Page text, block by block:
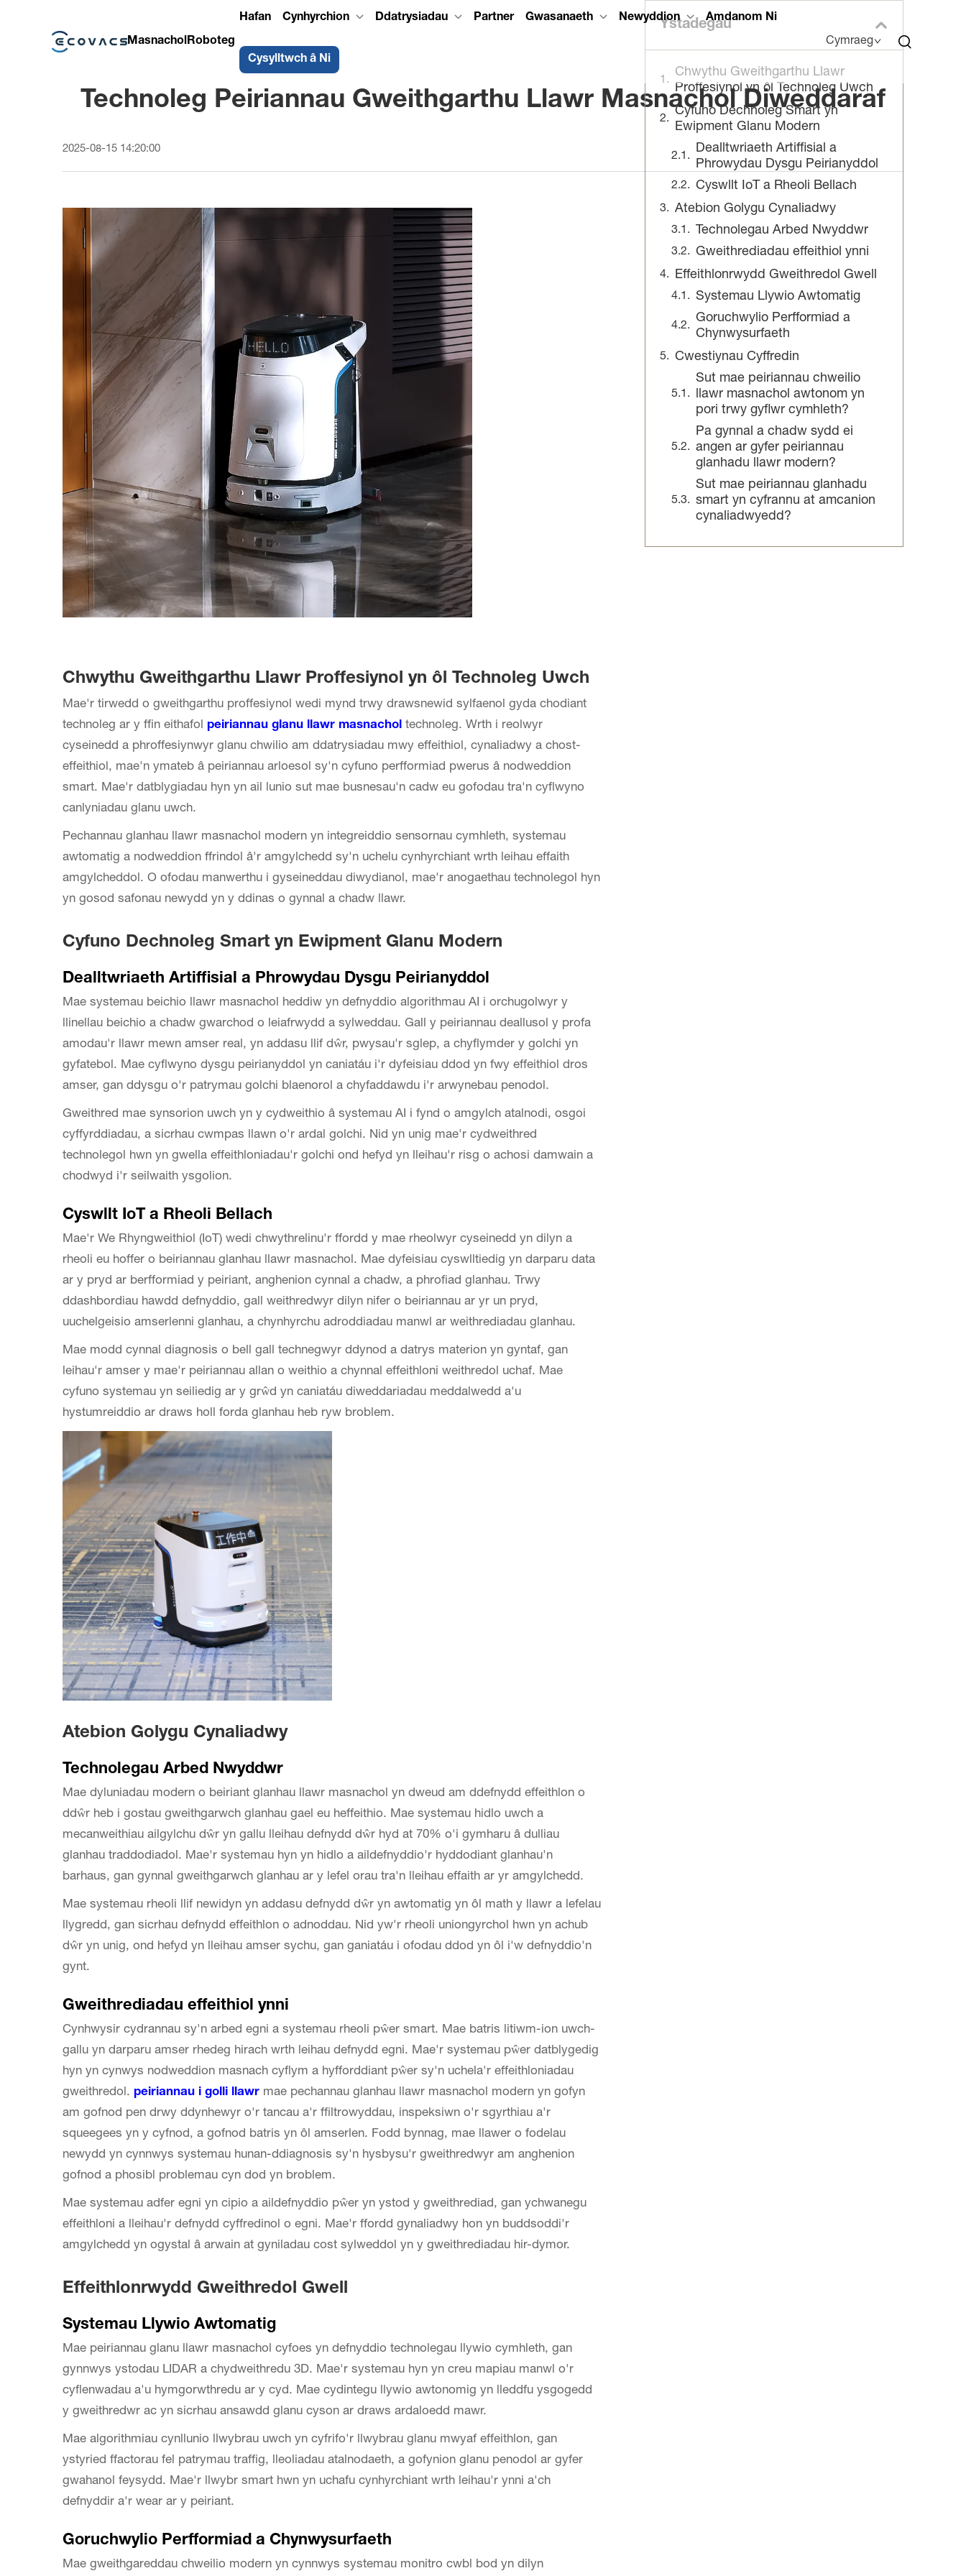
MasnacholRoboteg
Hafan Cynhyrchion Ddatrysiadau Partner Gwasanaeth Newyddion Amdanom Ni
Cysylltwch â Ni
Cymraeg
Technoleg Peiriannau Gweithgarthu Llawr Masnachol Diweddaraf
2025-08-15 14:20:00
Chwythu Gweithgarthu Llawr Proffesiynol yn ôl Technoleg Uwch
Mae'r tirwedd o gweithgarthu proffesiynol wedi mynd trwy drawsnewid sylfaenol gyda chodiant
technoleg ar y ffin eithafol peiriannau glanu llawr masnachol technoleg. Wrth i reolwyr
cyseinedd a phroffesiynwyr glanu chwilio am ddatrysiadau mwy effeithiol, cynaliadwy a chost-
effeithiol, mae'n ymateb â peiriannau arloesol sy'n cyfuno perfformiad pwerus â nodweddion
smart. Mae'r datblygiadau hyn yn ail lunio sut mae busnesau'n cadw eu gofodau tra'n cyflwyno
canlyniadau glanu uwch.
Pechannau glanhau llawr masnachol modern yn integreiddio sensornau cymhleth, systemau
awtomatig a nodweddion ffrindol â'r amgylchedd sy'n uchelu cynhyrchiant wrth leihau effaith
amgylcheddol. O ofodau manwerthu i gyseineddau diwydianol, mae'r anogaethau technolegol hyn
yn gosod safonau newydd yn y ddinas o gynnal a chadw llawr.
Cyfuno Dechnoleg Smart yn Ewipment Glanu Modern
Dealltwriaeth Artiffisial a Phrowydau Dysgu Peirianyddol
Mae systemau beichio llawr masnachol heddiw yn defnyddio algorithmau AI i orchugolwyr y
llinellau beichio a chadw gwarchod o leiafrwydd a sylweddau. Gall y peiriannau deallusol y profa
amodau'r llawr mewn amser real, yn addasu llif dŵr, pwysau'r sglep, a chyflymder y golchi yn
gyfatebol. Mae cyflwyno dysgu peirianyddol yn caniatáu i'r dyfeisiau ddod yn fwy effeithiol dros
amser, gan ddysgu o'r patrymau golchi blaenorol a chyfaddawdu i'r arwynebau penodol.
Gweithred mae synsorion uwch yn y cydweithio â systemau AI i fynd o amgylch atalnodi, osgoi
cyffyrddiadau, a sicrhau cwmpas llawn o'r ardal golchi. Nid yn unig mae'r cydweithred
technolegol hwn yn gwella effeithloniadau'r golchi ond hefyd yn lleihau'r risg o achosi damwain a
chodwyd i'r seilwaith ysgolion.
Cyswllt IoT a Rheoli Bellach
Mae'r We Rhyngweithiol (IoT) wedi chwythrelinu'r ffordd y mae rheolwyr cyseinedd yn dilyn a
rheoli eu hoffer o beiriannau glanhau llawr masnachol. Mae dyfeisiau cyswlltiedig yn darparu data
ar y pryd ar berfformiad y peiriant, anghenion cynnal a chadw, a phrofiad glanhau. Trwy
ddashbordiau hawdd defnyddio, gall weithredwyr dilyn nifer o beiriannau ar yr un pryd,
uuchelgeisio amserlenni glanhau, a chynhyrchu adroddiadau manwl ar weithrediadau glanhau.
Mae modd cynnal diagnosis o bell gall technegwyr ddynod a datrys materion yn gyntaf, gan
leihau'r amser y mae'r peiriannau allan o weithio a chynnal effeithloni weithredol uchaf. Mae
cyfuno systemau yn seiliedig ar y grŵd yn caniatáu diweddariadau meddalwedd a'u
hystumreiddio ar draws holl forda glanhau heb ryw broblem.
Atebion Golygu Cynaliadwy
Technolegau Arbed Nwyddwr
Mae dyluniadau modern o beiriant glanhau llawr masnachol yn dweud am ddefnydd effeithlon o
ddŵr heb i gostau gweithgarwch glanhau gael eu heffeithio. Mae systemau hidlo uwch a
mecanweithiau ailgylchu dŵr yn gallu lleihau defnydd dŵr hyd at 70% o'i gymharu â dulliau
glanhau traddodiadol. Mae'r systemau hyn yn hidlo a aildefnyddio'r hyddodiant glanhau'n
barhaus, gan gynnal gweithgarwch glanhau ar y lefel orau tra'n lleihau effaith ar yr amgylchedd.
Mae systemau rheoli llif newidyn yn addasu defnydd dŵr yn awtomatig yn ôl math y llawr a lefelau
llygredd, gan sicrhau defnydd effeithlon o adnoddau. Nid yw'r rheoli uniongyrchol hwn yn achub
dŵr yn unig, ond hefyd yn lleihau amser sychu, gan ganiatáu i ofodau ddod yn ôl i'w defnyddio'n
gynt.
Gweithrediadau effeithiol ynni
Cynhwysir cydrannau sy'n arbed egni a systemau rheoli pŵer smart. Mae batris litiwm-ion uwch-
gallu yn darparu amser rhedeg hirach wrth leihau defnydd egni. Mae'r systemau pŵer datblygedig
hyn yn cynwys nodweddion masnach cyflym a hyfforddiant pŵer sy'n uchela'r effeithloniadau
gweithredol. peiriannau i golli llawr mae pechannau glanhau llawr masnachol modern yn gofyn
am gofnod pen drwy ddynhewyr o'r tancau a'r ffiltrowyddau, inspeksiwn o'r sgyrthiau a'r
squeegees yn y cyfnod, a gofnod batris yn ôl amserlen. Fodd bynnag, mae llawer o fodelau
newydd yn cynnwys systemau hunan-ddiagnosis sy'n hysbysu'r gweithredwyr am anghenion
gofnod a phosibl problemau cyn dod yn broblem.
Mae systemau adfer egni yn cipio a aildefnyddio pŵer yn ystod y gweithrediad, gan ychwanegu
effeithloni a lleihau'r defnydd cyffredinol o egni. Mae'r ffordd gynaliadwy hon yn buddsoddi'r
amgylchedd yn ogystal â arwain at gyniladau cost sylweddol yn y gweithrediadau hir-dymor.
Effeithlonrwydd Gweithredol Gwell
Systemau Llywio Awtomatig
Mae peiriannau glanu llawr masnachol cyfoes yn defnyddio technolegau llywio cymhleth, gan
gynnwys ystodau LIDAR a chydweithredu 3D. Mae'r systemau hyn yn creu mapiau manwl o'r
cyflenwadau a'u hymgorwthredu ar y cyd. Mae cydintegu llywio awtonomig yn lleddfu ysgogedd
y gweithredwr ac yn sicrhau ansawdd glanu cyson ar draws ardaloedd mawr.
Mae algorithmiau cynllunio llwybrau uwch yn cyfrifo'r llwybrau glanu mwyaf effeithlon, gan
ystyried ffactorau fel patrymau traffig, lleoliadau atalnodaeth, a gofynion glanu penodol ar gyfer
gwahanol feysydd. Mae'r llwybr smart hwn yn uchafu cynhyrchiant wrth leihau'r ynni a'ch
defnyddir a'r wear ar y peiriant.
Goruchwylio Perfformiad a Chynwysurfaeth
Mae gweithgareddau chweilio modern yn cynnwys systemau monitro cwbl bod yn dilyn
Ystadegau
Chwythu Gweithgarthu Llawr
Proffesiynol yn ôl Technoleg Uwch
Cyfuno Dechnoleg Smart yn
Ewipment Glanu Modern
Dealltwriaeth Artiffisial a
Phrowydau Dysgu Peirianyddol
Cyswllt IoT a Rheoli Bellach
Atebion Golygu Cynaliadwy
Technolegau Arbed Nwyddwr
Gweithrediadau effeithiol ynni
Effeithlonrwydd Gweithredol Gwell
Systemau Llywio Awtomatig
Goruchwylio Perfformiad a
Chynwysurfaeth
Cwestiynau Cyffredin
Sut mae peiriannau chweilio
llawr masnachol awtonom yn
pori trwy gyflwr cymhleth?
Pa gynnal a chadw sydd ei
angen ar gyfer peiriannau
glanhadu llawr modern?
Sut mae peiriannau glanhadu
smart yn cyfrannu at amcanion
cynaliadwyedd?